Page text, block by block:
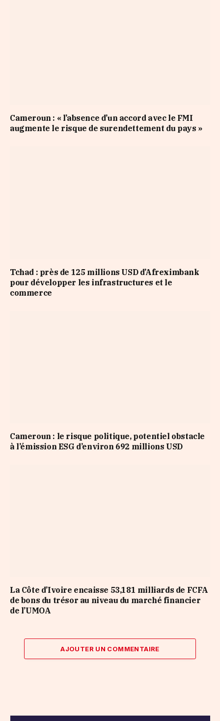
Cameroun : « l’absence d’un accord avec le FMI
augmente le risque de surendettement du pays »
Tchad : près de 125 millions USD d’Afreximbank
pour développer les infrastructures et le
commerce
Cameroun : le risque politique, potentiel obstacle
à l’émission ESG d’environ 692 millions USD
La Côte d’Ivoire encaisse 53,181 milliards de FCFA
de bons du trésor au niveau du marché financier
de l’UMOA
AJOUTER UN COMMENTAIRE